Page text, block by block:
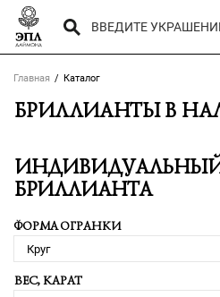
Главная Каталог
БРИЛЛИАНТЫ В
БРИЛЛИАНТА
ФОРМА ОГРАНКИ
ВЕС, КАРАТ